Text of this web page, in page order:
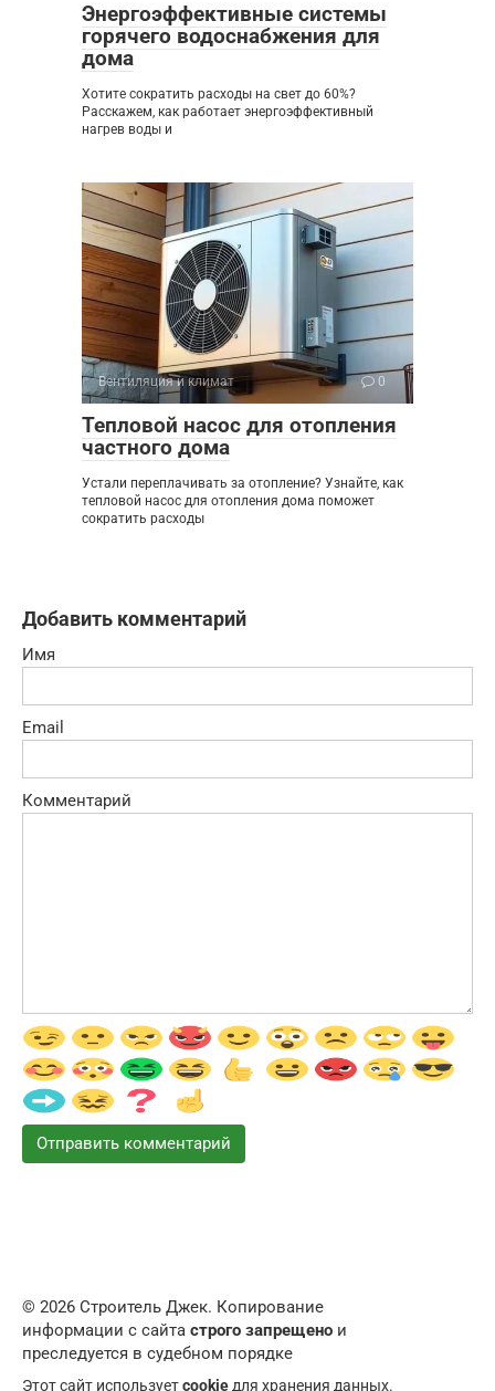
Энергоэффективные системы
горячего водоснабжения для
дома
Хотите сократить расходы на свет до 60%?
Расскажем, как работает энергоэффективный
нагрев воды и
Вентиляция и климат 0
Тепловой насос для отопления
частного дома
Устали переплачивать за отопление? Узнайте, как
тепловой насос для отопления дома поможет
сократить расходы
Добавить комментарий
Имя
Email
Комментарий
© 2026 Строитель Джек. Копирование
информации с сайта строго запрещено и
преследуется в судебном порядке
Этот сайт используетcookie для хранения данных.